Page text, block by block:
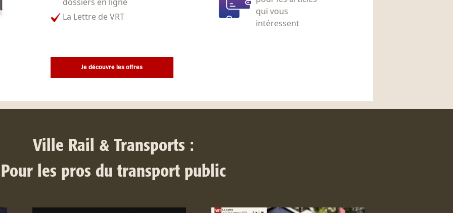
La Lettre de VRT
qui vous
intéressent
Je découvre les offres
Ville Rail & Transports :
Pour les pros du transport public